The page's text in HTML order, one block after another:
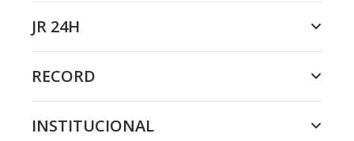
JR 24H
RECORD
INSTITUCIONAL